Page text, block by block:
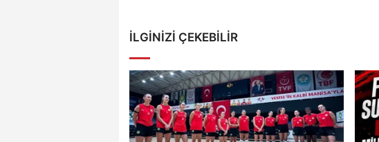
İLGINIZI ÇEKEBILIR